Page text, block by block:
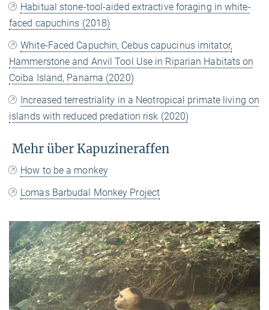
Habitual stone-tool-aided extractive foraging in white-
faced capuchins (2018)
White-Faced Capuchin, Cebus capucinus imitator,
Hammerstone and Anvil Tool Use in Riparian Habitats on
Coiba Island, Panama (2020)
Increased terrestriality in a Neotropical primate living on
islands with reduced predation risk (2020)
Mehr über Kapuzineraffen
How to be a monkey
Lomas Barbudal Monkey Project